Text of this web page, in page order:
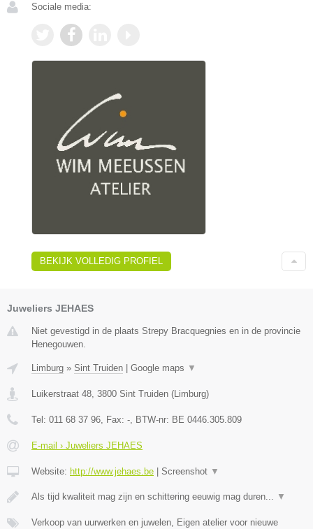
Sociale media:
BEKIJK VOLLEDIG PROFIEL
Juweliers JEHAES
Niet gevestigd in de plaats Strepy Bracquegnies en in de provincie
Henegouwen.
Limburg » Sint Truiden | Google maps ▼
Luikerstraat 48 3800 Sint Truiden (Limburg)
Tel: 011 68 37 96 , Fax: - , BTW-nr: BE 0446.305.809
E-mail › Juweliers JEHAES
Website: http://www.jehaes.be | Screenshot ▼
Als tijd kwaliteit mag zijn en schittering eeuwig mag duren... ▼
Verkoop van uurwerken en juwelen, Eigen atelier voor nieuwe